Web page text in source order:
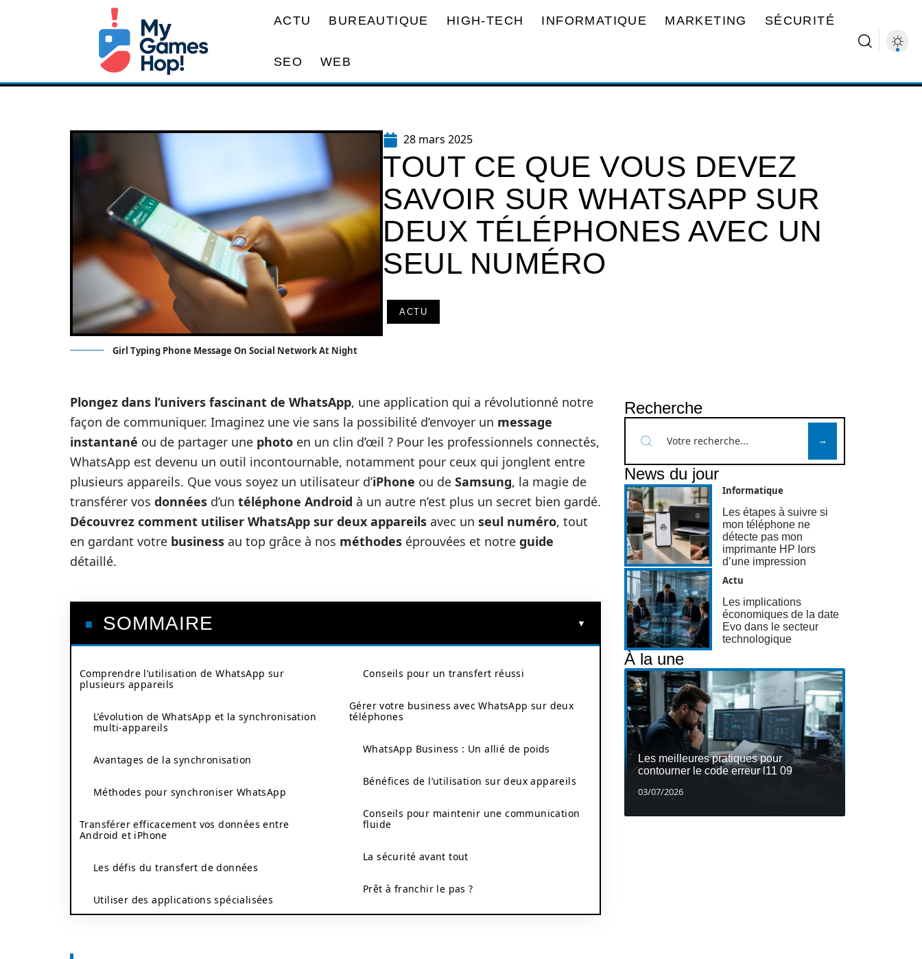
ACTU BUREAUTIQUE HIGH-TECH INFORMATIQUE MARKETING SÉCURITÉ
SEO WEB
Girl Typing Phone Message On Social Network At Night
28 mars 2025
TOUT CE QUE VOUS DEVEZ
SAVOIR SUR WHATSAPP SUR
DEUX TÉLÉPHONES AVEC UN
SEUL NUMÉRO
ACTU
Plongez dans l’univers fascinant de WhatsApp, une application qui a révolutionné notre
façon de communiquer. Imaginez une vie sans la possibilité d’envoyer un message
instantané ou de partager une photo en un clin d’œil ? Pour les professionnels connectés,
WhatsApp est devenu un outil incontournable, notamment pour ceux qui jonglent entre
plusieurs appareils. Que vous soyez un utilisateur d’iPhone ou de Samsung, la magie de
transférer vos données d’un téléphone Android à un autre n’est plus un secret bien gardé.
Découvrez comment utiliser WhatsApp sur deux appareils avec un seul numéro, tout
en gardant votre business au top grâce à nos méthodes éprouvées et notre guide
détaillé.
SOMMAIRE
Comprendre l’utilisation de WhatsApp sur
plusieurs appareils
L’évolution de WhatsApp et la synchronisation
multi-appareils
Avantages de la synchronisation
Méthodes pour synchroniser WhatsApp
Transférer efficacement vos données entre
Android et iPhone
Les défis du transfert de données
Utiliser des applications spécialisées
Conseils pour un transfert réussi
Gérer votre business avec WhatsApp sur deux
téléphones
WhatsApp Business : Un allié de poids
Bénéfices de l’utilisation sur deux appareils
Conseils pour maintenir une communication
fluide
La sécurité avant tout
Prêt à franchir le pas ?
Recherche
News du jour
Informatique
Les étapes à suivre si
mon téléphone ne
détecte pas mon
imprimante HP lors
d’une impression
Actu
Les implications
économiques de la date
Evo dans le secteur
technologique
À la une
Les meilleures pratiques pour
contourner le code erreur l11 09
03/07/2026